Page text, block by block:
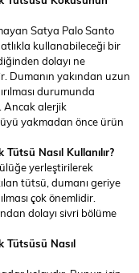
Satya Palo Santo
kullanabileceği bir
dolayı ne
Dumanın yakından uzun
durumunda
Ancak alerjik
yakmadan önce ürün
Nasıl Kullanılır?
yerleştirilerek
tütsü, dumanı geriye
çok önemlidir.
dolayı sivri bölüme
Tütsüsü Nasıl